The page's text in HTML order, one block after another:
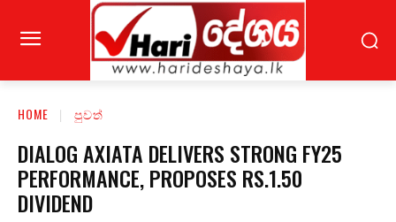
HOME පුවත්
DIALOG AXIATA DELIVERS STRONG FY25
PERFORMANCE, PROPOSES RS.1.50
DIVIDEND